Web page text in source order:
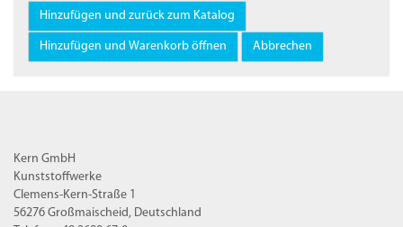
Kern GmbH
Kunststoffwerke
Clemens-Kern-Straße 1
56276 Großmaischeid, Deutschland